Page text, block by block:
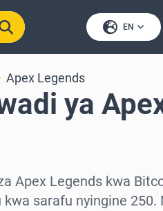
EN
Apex Legends
ya
Apex Legends kwa
kwa sarafu nyingine 250.